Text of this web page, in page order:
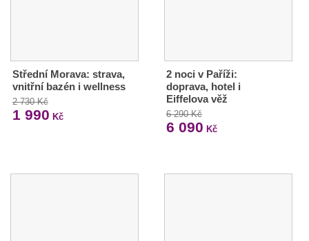
Střední Morava: strava,
vnitřní bazén i wellness
2 730 Kč
1 990 Kč
2 noci v Paříži:
doprava, hotel i
Eiffelova věž
6 290 Kč
6 090 Kč